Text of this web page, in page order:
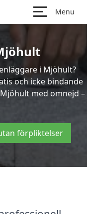
Menu
i Mjöhult?
och icke bindande
med omnejd –
förpliktelser